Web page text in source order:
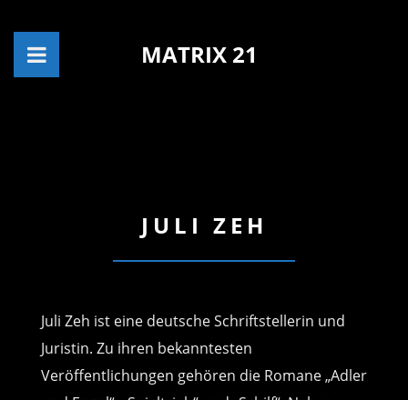
MATRIX 21
JULI ZEH
Juli Zeh ist eine deutsche Schriftstellerin und
Juristin. Zu ihren bekanntesten
Veröffentlichungen gehören die Romane „Adler